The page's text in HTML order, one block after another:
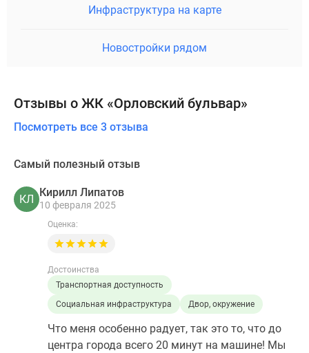
Инфраструктура на карте
Новостройки рядом
Отзывы о ЖК «Орловский бульвар»
Посмотреть все 3 отзыва
Самый полезный отзыв
КЛ
Кирилл Липатов
10 февраля 2025
Оценка:
Достоинства
Транспортная доступность
Социальная инфраструктура
Двор, окружение
Что меня особенно радует, так это то, что до
центра города всего 20 минут на машине! Мы